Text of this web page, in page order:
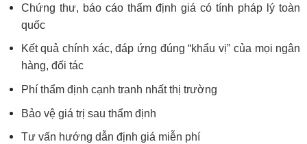
Chứng thư, báo cáo thẩm định giá có tính pháp lý toàn
quốc
Kết quả chính xác, đáp ứng đúng “khẩu vị” của mọi ngân
hàng, đối tác
Phí thẩm định cạnh tranh nhất thị trường
Bảo vệ giá trị sau thẩm định
Tư vấn hướng dẫn định giá miễn phí